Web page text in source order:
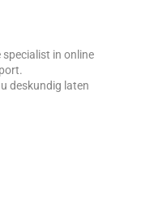
specialist in online
deskundig laten